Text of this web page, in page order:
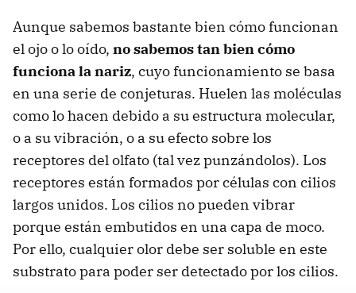
Aunque sabemos bastante bien cómo funcionan
el ojo o lo oído, no sabemos tan bien cómo
funciona la nariz, cuyo funcionamiento se basa
en una serie de conjeturas. Huelen las moléculas
como lo hacen debido a su estructura molecular,
o a su vibración, o a su efecto sobre los
receptores del olfato (tal vez punzándolos). Los
receptores están formados por células con cilios
largos unidos. Los cilios no pueden vibrar
porque están embutidos en una capa de moco.
Por ello, cualquier olor debe ser soluble en este
substrato para poder ser detectado por los cilios.